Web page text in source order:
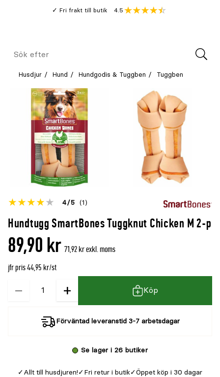
Fri frakt till butik
Genomsnitt
4.5
Meny
Sök
Husdjur Hund Hundgodis & Tuggben Tuggben
Hundtugg SmartBones Tuggknut Chicken M 2-p
Betyget
denna
4 5 (1)
Öppna
recensioner
89,90 kr 71,92 kr exkl. moms
jfr pris 44,95 kr/st
−
Kvantitet + Köp
Förväntad leveranstid 3-7 arbetsdagar
Se lager i 26 butiker
Allt till husdjuren! Fri retur i butik Öppet köp i 30 dagar